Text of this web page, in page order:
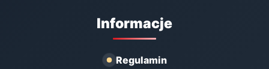
Informacje
Regulamin